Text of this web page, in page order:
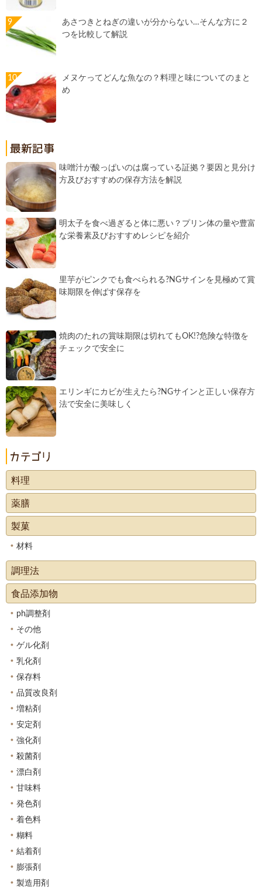
あさつきとねぎの違いが分からない…そんな方に２
つを比較して解説
メヌケってどんな魚なの？料理と味についてのまと
め
味噌汁が酸っぱいのは腐っている証拠？要因と見分け
方及びおすすめの保存方法を解説
明太子を食べ過ぎると体に悪い？プリン体の量や豊富
な栄養素及びおすすめレシピを紹介
里芋がピンクでも食べられる?NGサインを見極めて賞
味期限を伸ばす保存を
焼肉のたれの賞味期限は切れてもOK!?危険な特徴を
チェックで安全に
エリンギにカビが生えたら?NGサインと正しい保存方
法で安全に美味しく
料理
薬膳
製菓
材料
調理法
食品添加物
ph調整剤
その他
ゲル化剤
乳化剤
保存料
品質改良剤
増粘剤
安定剤
強化剤
殺菌剤
漂白剤
甘味料
発色剤
着色料
糊料
結着剤
膨張剤
製造用剤